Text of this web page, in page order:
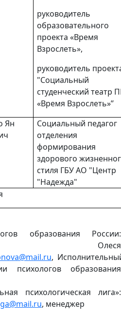
руководитель
образовательного
проекта «Время
Взрослеть»,
руководитель
"Социальный
студенческий театр
«Время Взрослеть»’’
Ян
Социальный педагог
отделения
формирования
здорового
стиля ГБУ АО "Центр
"Надежда"
образования России:
Олеся
,
психологов образования
психологическая лига»:
, менеджер